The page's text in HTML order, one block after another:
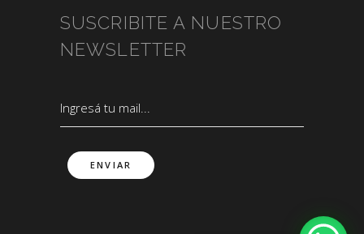
SUSCRIBITE A NUESTRO
NEWSLETTER